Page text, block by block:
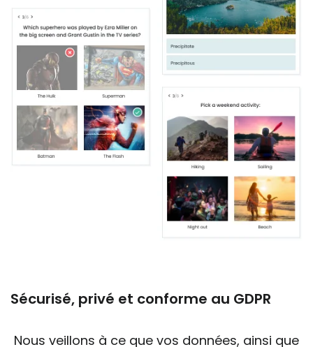
Sécurisé, privé et conforme au GDPR
Nous veillons à ce que vos données, ainsi que